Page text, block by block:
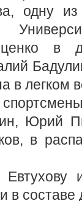
одну
в
в легком
Юрий
в
Евтухову
составе